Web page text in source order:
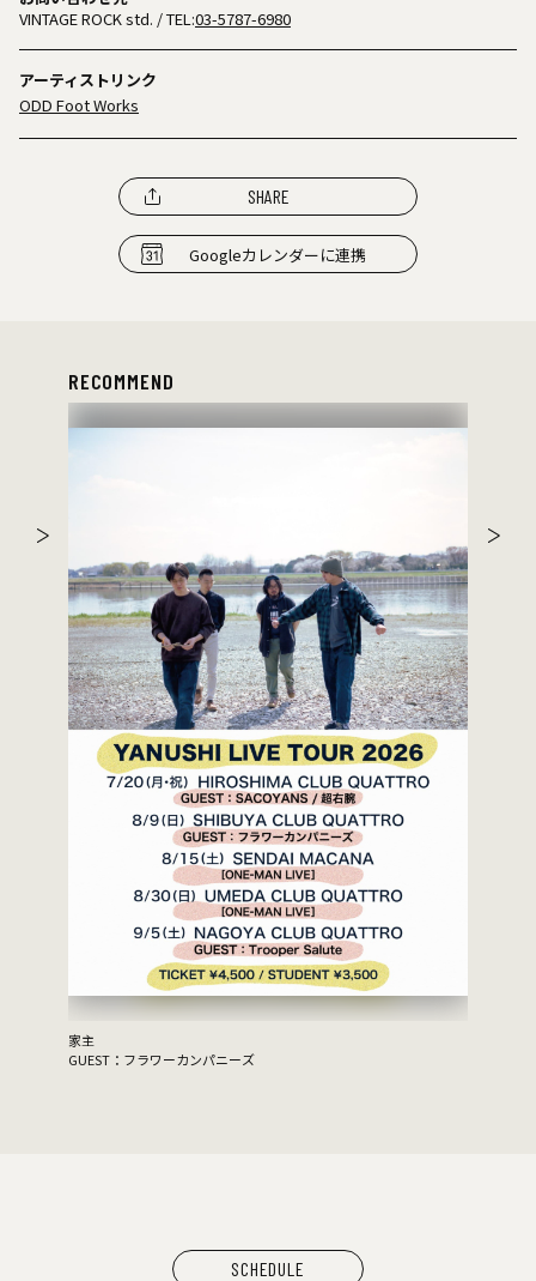
VINTAGE ROCK std. / TEL:03-5787-6980
アーティストリンク
ODD Foot Works
SHARE
Googleカレンダーに連携
RECOMMEND
家主
GUEST：フラワーカンパニーズ
SCHEDULE